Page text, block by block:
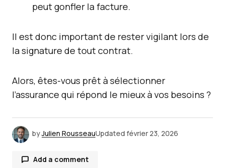
peut gonfler la facture.
Il est donc important de rester vigilant lors de
la signature de tout contrat.
Alors, êtes-vous prêt à sélectionner
l’assurance qui répond le mieux à vos besoins ?
byJulien RousseauUpdated février 23, 2026
Add a comment